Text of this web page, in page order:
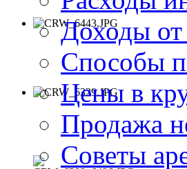
Доходы
Способы
Цены в
Продажа
Советы